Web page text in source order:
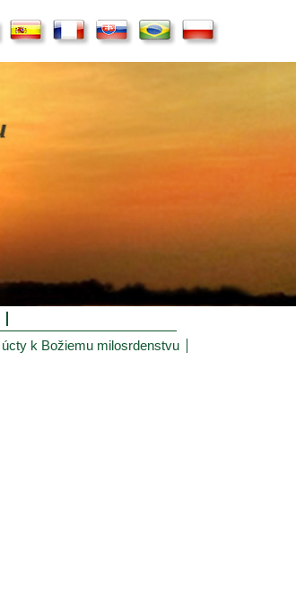
k Božiemu milosrdenstvu